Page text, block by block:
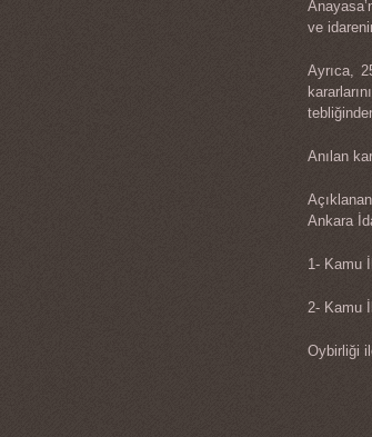
ve
Ayrıca,
Anılan
Ankara
1- Kamu
2- Kamu
Oybirliği